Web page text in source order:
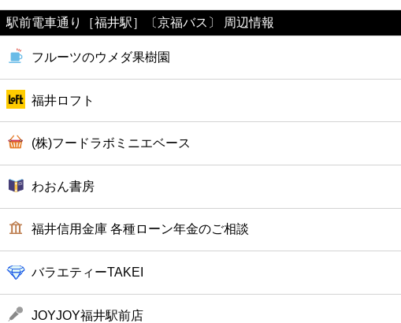
ショッピング
公共
病院
ホテル
駅前電車通り［福井駅］〔京福バス〕 周辺情報
フルーツのウメダ果樹園
福井ロフト
(株)フードラボミニエベース
わおん書房
福井信用金庫 各種ローン年金のご相談
バラエティーTAKEI
JOYJOY福井駅前店